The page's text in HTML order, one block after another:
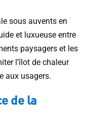
sous auvents en
et luxueuse entre
paysagers et les
l’îlot de chaleur
aux usagers.
de la